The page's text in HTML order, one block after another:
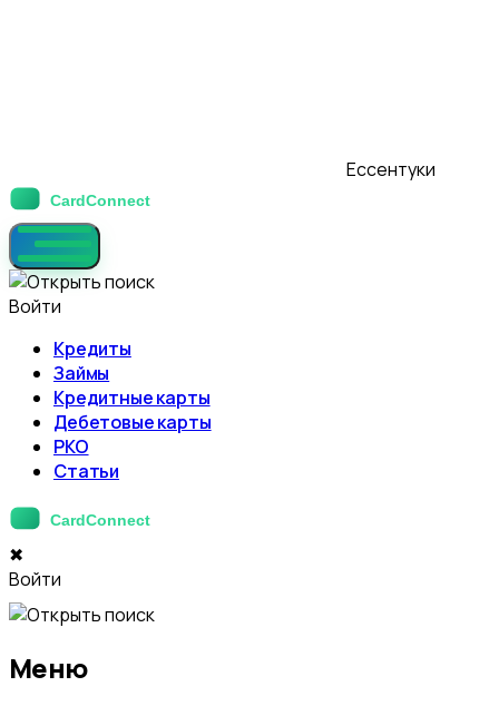
Ессентуки
Войти
Кредиты
Займы
Кредитные карты
Дебетовые карты
РКО
Статьи
✖
Войти
Меню